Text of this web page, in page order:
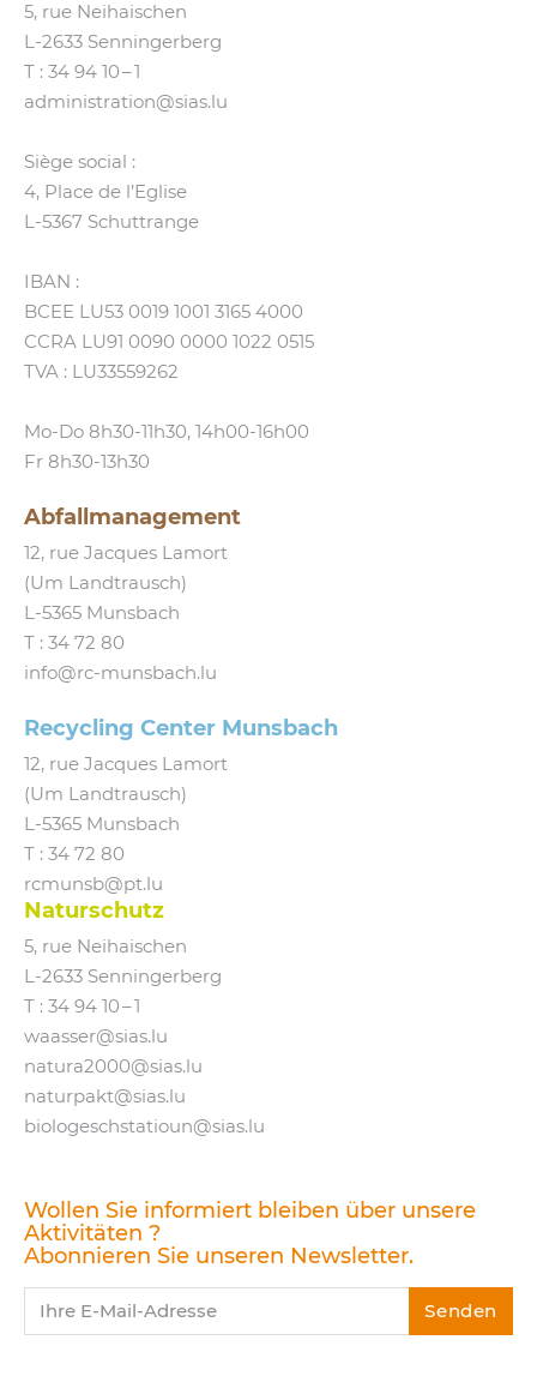
5, rue Neihaischen
L‑2633 Senningerberg
T : 34 94 10 – 1
administration@​sias.​lu
Siège social :
4, Place de l’Eglise
L‑5367 Schuttrange
IBAN :
BCEE LU53 0019 1001 3165 4000
CCRA LU91 0090 0000 1022 0515
TVA : LU33559262
Mo-Do 8h30-11h30, 14h00-16h00
Fr 8h30-13h30
Abfallmanagement
12, rue Jacques Lamort
(Um Landtrausch)
L‑5365 Munsbach
T : 34 72 80
info@​rc-​munsbach.​lu
Recycling Center Munsbach
12, rue Jacques Lamort
(Um Landtrausch)
L‑5365 Munsbach
T : 34 72 80
rcmunsb@​pt.​lu
Naturschutz
5, rue Neihaischen
L‑2633 Senningerberg
T : 34 94 10 – 1
waasser@​sias.​lu
natura2000@​sias.​lu
naturpakt@​sias.​lu
biologeschstatioun@​sias.​lu
Wollen Sie informiert bleiben über unsere
Aktivitäten ?
Abonnieren Sie unseren Newsletter.
Ihre E-Mail-Adresse Senden